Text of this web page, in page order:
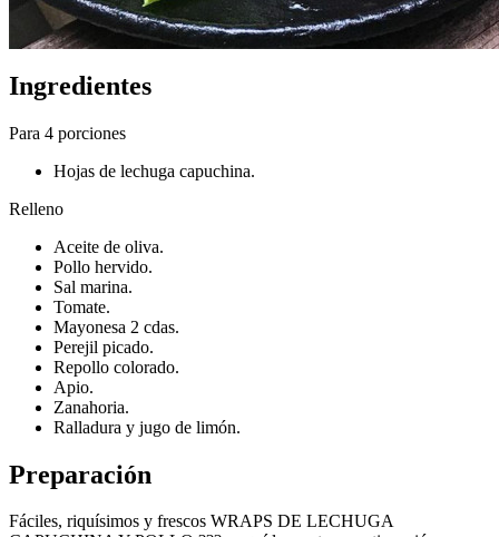
Ingredientes
Para 4 porciones
Hojas de lechuga capuchina.
Relleno
Aceite de oliva.
Pollo hervido.
Sal marina.
Tomate.
Mayonesa 2 cdas.
Perejil picado.
Repollo colorado.
Apio.
Zanahoria.
Ralladura y jugo de limón.
Preparación
Fáciles, riquísimos y frescos WRAPS DE LECHUGA